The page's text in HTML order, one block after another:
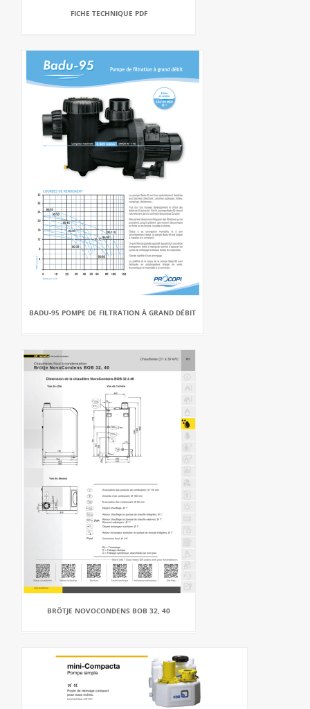
FICHE TECHNIQUE PDF
BADU-95 POMPE DE FILTRATION À GRAND DÉBIT
BRÖTJE NOVOCONDENS BOB 32, 40